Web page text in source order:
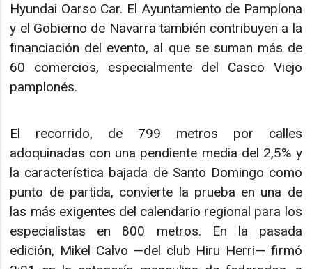
Hyundai Oarso Car. El Ayuntamiento de Pamplona
y el Gobierno de Navarra también contribuyen a la
financiación del evento, al que se suman más de
60 comercios, especialmente del Casco Viejo
pamplonés.
El recorrido, de 799 metros por calles
adoquinadas con una pendiente media del 2,5% y
la característica bajada de Santo Domingo como
punto de partida, convierte la prueba en una de
las más exigentes del calendario regional para los
especialistas en 800 metros. En la pasada
edición, Mikel Calvo —del club Hiru Herri— firmó